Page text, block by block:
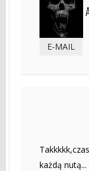
E-MAIL
każdą nutą...